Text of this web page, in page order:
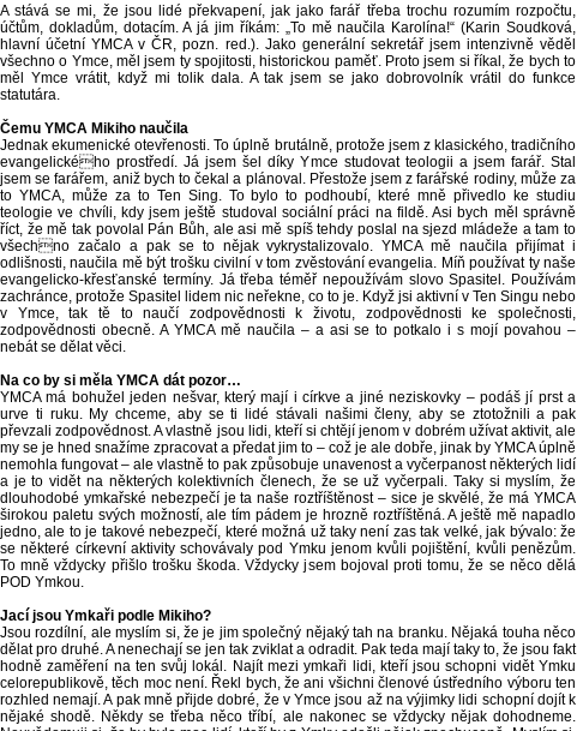
A stává se mi, že jsou lidé překvapení, jak jako farář třeba trochu rozumím rozpočtu,
účtům, dokladům, dotacím. A já jim říkám: „To mě naučila Karolína!“ (Karin Soudková,
hlavní účetní YMCA v ČR, pozn. red.). Jako generální sekretář jsem intenzivně věděl
všechno o Ymce, měl jsem ty spojitosti, historickou paměť. Proto jsem si říkal, že bych to
měl Ymce vrátit, když mi tolik dala. A tak jsem se jako dobrovolník vrátil do funkce
statutára.
Čemu YMCA Mikiho naučila
Jednak ekumenické otevřenosti. To úplně brutálně, protože jsem z klasického, tradičního
evangelického prostředí. Já jsem šel díky Ymce studovat teologii a jsem farář. Stal
jsem se farářem, aniž bych to čekal a plánoval. Přestože jsem z farářské rodiny, může za
to YMCA, může za to Ten Sing. To bylo to podhoubí, které mně přivedlo ke studiu
teologie ve chvíli, kdy jsem ještě studoval sociální práci na fildě. Asi bych měl správně
říct, že mě tak povolal Pán Bůh, ale asi mě spíš tehdy poslal na sjezd mládeže a tam to
všechno začalo a pak se to nějak vykrystalizovalo. YMCA mě naučila přijímat i
odlišnosti, naučila mě být trošku civilní v tom zvěstování evangelia. Míň používat ty naše
evangelicko-křesťanské termíny. Já třeba téměř nepoužívám slovo Spasitel. Používám
zachránce, protože Spasitel lidem nic neřekne, co to je. Když jsi aktivní v Ten Singu nebo
v Ymce, tak tě to naučí zodpovědnosti k životu, zodpovědnosti ke společnosti,
zodpovědnosti obecně. A YMCA mě naučila – a asi se to potkalo i s mojí povahou –
nebát se dělat věci.
Na co by si měla YMCA dát pozor…
YMCA má bohužel jeden nešvar, který mají i církve a jiné neziskovky – podáš jí prst a
urve ti ruku. My chceme, aby se ti lidé stávali našimi členy, aby se ztotožnili a pak
převzali zodpovědnost. A vlastně jsou lidi, kteří si chtějí jenom v dobrém užívat aktivit, ale
my se je hned snažíme zpracovat a předat jim to – což je ale dobře, jinak by YMCA úplně
nemohla fungovat – ale vlastně to pak způsobuje unavenost a vyčerpanost některých lidí
a je to vidět na některých kolektivních členech, že se už vyčerpali. Taky si myslím, že
dlouhodobé ymkařské nebezpečí je ta naše roztříštěnost – sice je skvělé, že má YMCA
širokou paletu svých možností, ale tím pádem je hrozně roztříštěná. A ještě mě napadlo
jedno, ale to je takové nebezpečí, které možná už taky není zas tak velké, jak bývalo: že
se některé církevní aktivity schovávaly pod Ymku jenom kvůli pojištění, kvůli penězům.
To mně vždycky přišlo trošku škoda. Vždycky jsem bojoval proti tomu, že se něco dělá
POD Ymkou.
Jací jsou Ymkaři podle Mikiho?
Jsou rozdílní, ale myslím si, že je jim společný nějaký tah na branku. Nějaká touha něco
dělat pro druhé. A nenechají se jen tak zviklat a odradit. Pak teda mají taky to, že jsou fakt
hodně zaměření na ten svůj lokál. Najít mezi ymkaři lidi, kteří jsou schopni vidět Ymku
celorepublikově, těch moc není. Řekl bych, že ani všichni členové ústředního výboru ten
rozhled nemají. A pak mně přijde dobré, že v Ymce jsou až na výjimky lidi schopní dojít k
nějaké shodě. Někdy se třeba něco tříbí, ale nakonec se vždycky nějak dohodneme.